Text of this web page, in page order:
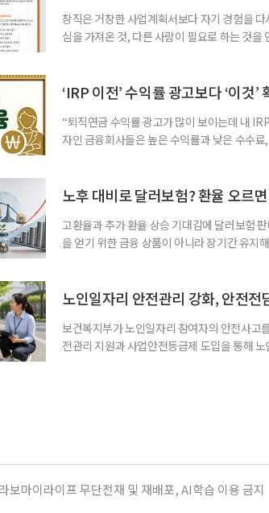
창직은 거창한 사업계획서보다 자기 경험을
심을 가져온 것, 다른 사람이 필요로 하는 것
2._______________ 3._______________ ▷
‘IRP 이전’ 수익률 광고보다 ‘이것’
“퇴직연금 수익률 광고가 많이 보이는데 내
자인 금융회사들은 높은 수익률과 낮은 수수
사들이 내세우는 퇴직연금 수익률은 눈에 잘
노후 대비로 달러보험? 환율 오르
고환율과 추가 환율 상승 기대감에 달러보험
을 얻기 위한 금융 상품이 아니라 장기간 유지
집계됐다. 전년 동기 판매량인 2만2000건의
노인일자리 안전관리 강화, 안전전
보건복지부가 노인일자리 참여자의 안전사고
전관리 지원과 사업안전등급제 도입을 통해
보마이라이프 무단전재 및 재배포, AI학습 이용 금지